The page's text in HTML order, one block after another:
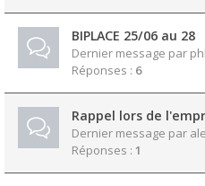
BIPLACE 25/06 au 28
Dernier message par
Réponses : 6
Rappel lors de
Dernier message par
Réponses : 1